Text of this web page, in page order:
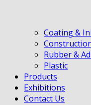
Coating &
Rubber &
Plastic
Products
Exhibitions
Contact Us